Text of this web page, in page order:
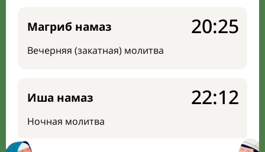
Магриб намаз
Вечерняя (закатная) молитва
20:25
Иша намаз
Ночная молитва
22:12